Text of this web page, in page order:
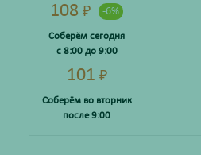
108 ₽ -6%
Соберём сегодня
с 8:00 до 9:00
101 ₽
Соберём во вторник
после 9:00